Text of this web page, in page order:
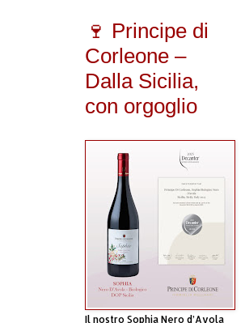
🍷 Principe di
Corleone –
Dalla Sicilia,
con orgoglio
Il nostro Sophia Nero d’Avola